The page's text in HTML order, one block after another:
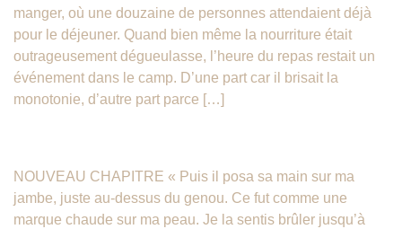
manger, où une douzaine de personnes attendaient déjà
pour le déjeuner. Quand bien même la nourriture était
outrageusement dégueulasse, l’heure du repas restait un
événement dans le camp. D’une part car il brisait la
monotonie, d’autre part parce […]
NOUVEAU CHAPITRE « Puis il posa sa main sur ma
jambe, juste au-dessus du genou. Ce fut comme une
marque chaude sur ma peau. Je la sentis brûler jusqu’à